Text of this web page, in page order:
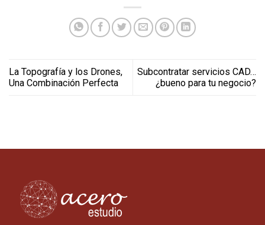
La Topografía y los Drones,
Una Combinación Perfecta
Subcontratar servicios CAD…
¿bueno para tu negocio?